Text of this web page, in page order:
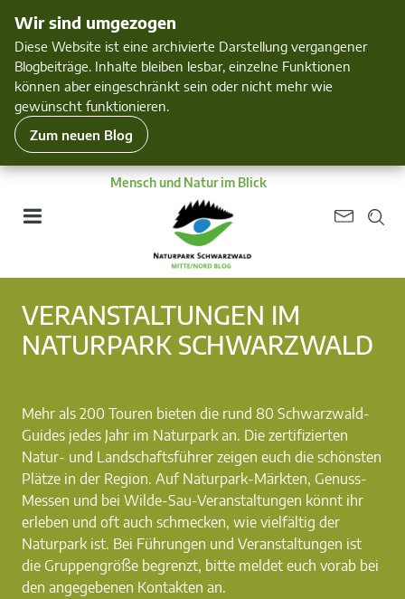
Wir sind umgezogen
Diese Website ist eine archivierte Darstellung vergangener
Blogbeiträge. Inhalte bleiben lesbar, einzelne Funktionen
können aber eingeschränkt sein oder nicht mehr wie
gewünscht funktionieren.
Zum neuen Blog
Mensch und Natur im Blick
VERANSTALTUNGEN IM
NATURPARK SCHWARZWALD
Mehr als 200 Touren bieten die rund 80 Schwarzwald-
Guides jedes Jahr im Naturpark an. Die zertifizierten
Natur- und Landschaftsführer zeigen euch die schönsten
Plätze in der Region. Auf Naturpark-Märkten, Genuss-
Messen und bei Wilde-Sau-Veranstaltungen könnt ihr
erleben und oft auch schmecken, wie vielfältig der
Naturpark ist. Bei Führungen und Veranstaltungen ist
die Gruppengröße begrenzt, bitte meldet euch vorab bei
den angegebenen Kontakten an.